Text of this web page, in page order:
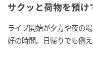
サクッと荷物を預
ライブ開始が夕方や夜の
好の時間。日帰りでも例